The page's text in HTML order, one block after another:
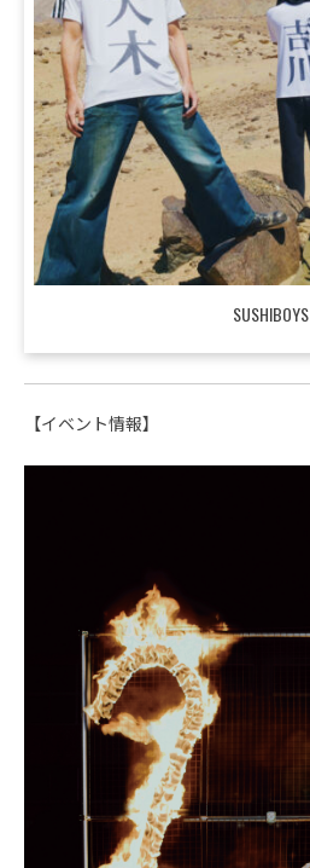
SUSHIBOYS
【イベント情報】